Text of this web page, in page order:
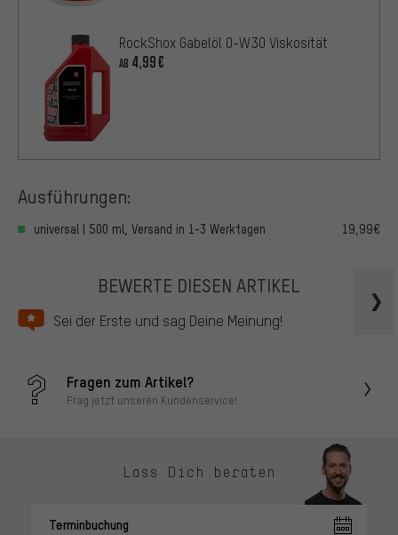
RockShox Gabelöl 0-W30 Viskosität
AB 4,99€
Ausführungen:
universal | 500 ml, Versand in 1-3 Werktagen 19,99€
BEWERTE DIESEN ARTIKEL
Sei der Erste und sag Deine Meinung!
Fragen zum Artikel?
Frag jetzt unseren Kundenservice!
Lass Dich beraten
Terminbuchung